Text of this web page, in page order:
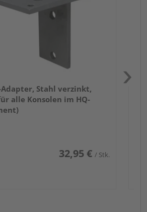
Adapter, Stahl verzinkt,
alle Konsolen im HQ-
32,95 € / Stk.